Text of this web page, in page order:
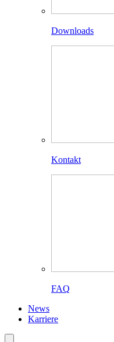
Downloads
Kontakt
FAQ
News
Karriere